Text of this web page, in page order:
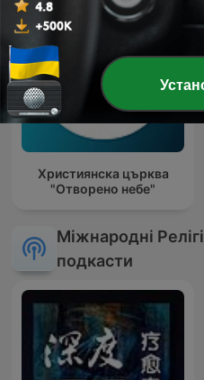
Християнска църква
"Отворено небе"
Міжнародні
подкасти